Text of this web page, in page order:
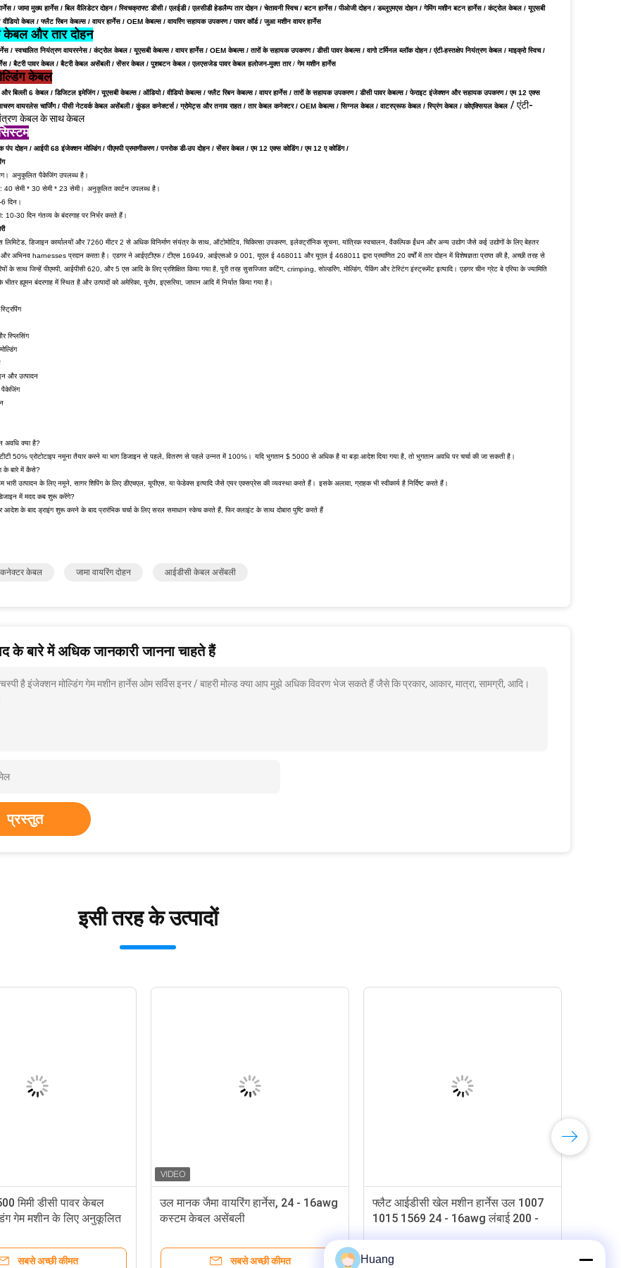
/ जामा मुख्य हार्नेस / बिल वैलिडेटर दोहन / स्विचक्राफ्ट डीसी / एलईडी / एलसीडी हेडलैम्प तार दोहन / चेतावनी स्विच / बटन हार्नेस / पीओजी दोहन / डब्लूएमएस दोहन / गेमिंग मशीन बटन हार्नेस / कंट्रोल केबल / यूएसबी
केबल / फ्लैट रिबन केबल्स / वायर हार्नेस / OEM केबल्स / वायरिंग सहायक उपकरण / पावर कॉर्ड / जुआ मशीन वायर हार्नेस
केबल और तार दोहन
/ स्वचालित नियंत्रण वायररनेस / कंट्रोल केबल / यूएसबी केबल्स / वायर हार्नेस / OEM केबल्स / तारों के सहायक उपकरण / डीसी पावर केबल्स / वागो टर्मिनल ब्लॉक दोहन / एंटी-हस्तक्षेप नियंत्रण केबल / माइक्रो स्विच /
/ बैटरी पावर केबल / बैटरी केबल असेंबली / सेंसर केबल / पुशबटन केबल / एलएसजेड पावर केबल हलोजन-मुक्त तार/ गेम मशीन हार्नेस
केबल
और बिल्ली 6 केबल / डिजिटल इमेजिंग / यूएसबी केबल्स / ऑडियो / वीडियो केबल्स / फ्लैट रिबन केबल्स / वायर हार्नेस / तारों के सहायक उपकरण / डीसी पावर केबल्स / फेराइट इंजेक्शन और सहायक उपकरण / एम 12 एक्स
वायरलेस चार्जिंग / पीसी नेटवर्क केबल असेंबली / कुंडल कनेक्टर्स / ग्रोमेट्स और तनाव राहत / तार केबल कनेक्टर / OEM केबल्स / सिग्नल केबल / वाटरप्रूफ केबल / स्प्रिंग केबल / कोएक्सियल केबल / एंटी-
केबल के साथ केबल
पंप दोहन / आईपी 68 इंजेक्शन मोल्डिंग / पीएमपी प्रमाणीकरण / पनरोक डी-उप दोहन / सेंसर केबल / एम 12 एक्स कोडिंग / एम 12 ए कोडिंग /
अनुकूलित पैकेजिंग उपलब्ध है।
40 सेमी * 30 सेमी * 23 सेमी। अनुकूलित कार्टन उपलब्ध है।
6 दिन।
10-30 दिन गंतव्य के बंदरगाह पर निर्भर करते हैं।
लिमिटेड, डिजाइन कार्यालयों और 7260 मीटर 2 से अधिक विनिर्माण संयंत्र के साथ, ऑटोमोटिव, चिकित्सा उपकरण, इलेक्ट्रॉनिक सूचना, यांत्रिक स्वचालन, वैकल्पिक ईंधन और अन्य उद्योग जैसे कई उद्योगों के लिए बेहतर
और अभिनव harnesses प्रदान करता है। एडगर ने आईएटीएफ / टीएस 16949, आईएसओ 9 001, यूएल ई 468011 और यूएल ई 468011 द्वारा प्रमाणित 20 वर्षों में तार दोहन में विशेषज्ञता प्राप्त की है, अच्छी तरह से
के साथ जिन्हें पीएमपी, आईपीसी 620, और 5 एस आदि के लिए प्रशिक्षित किया गया है, पूरी तरह सुसज्जित कटिंग, crimping, सोल्डरिंग, मोल्डिंग, पैकिंग और टेस्टिंग इंस्ट्रूमेंट इत्यादि। एडगर चीन ग्रेट बे एरिया के ज्यामिति
ह्यूमन बंदरगाह में स्थित है और उत्पादों को अमेरिका, यूरोप, इएसरिया, जापान आदि में निर्यात किया गया है।
स्प्लिसिंग
और उत्पादन
अवधि क्या है?
50% प्रोटोटाइप नमूना तैयार करने या भाग डिजाइन से पहले, वितरण से पहले उन्नत में 100%। यदि भुगतान $ 5000 से अधिक है या बड़ा आदेश दिया गया है, तो भुगतान अवधि पर चर्चा की जा सकती है।
के बारे में कैसे?
भारी उत्पादन के लिए नमूने, सागर शिपिंग के लिए डीएचएल, यूपीएस, या फेडेक्स इत्यादि जैसे एयर एक्सप्रेस की व्यवस्था करते हैं। इसके अलावा, ग्राहक भी स्वीकार्य है निर्दिष्ट करते हैं।
में मदद कब शुरू करेंगे?
आदेश के बाद ड्राइंग शुरू करने के बाद प्रारंभिक चर्चा के लिए सरल समाधान स्केच करते हैं, फिर क्लाइंट के साथ दोबारा पुष्टि करते हैं
केबल जामा वायरिंग दोहन आईडीसी केबल असेंबली
के बारे में अधिक जानकारी जानना चाहते हैं
है इंजेक्शन मोल्डिंग गेम मशीन हार्नेस ओम सर्विस इनर / बाहरी मोल्ड क्या आप मुझे अधिक विवरण भेज सकते हैं जैसे कि प्रकार, आकार, मात्रा, सामग्री, आदि।
प्रस्तुत
इसी तरह के उत्पादों
मिमी डीसी पावर केबल
गेम मशीन के लिए अनुकूलित
सबसे अच्छी कीमत
उल मानक जैमा वायरिंग हार्नेस, 24 - 16awg
कस्टम केबल असेंबली
सबसे अच्छी कीमत
फ्लैट आईडीसी खेल मशीन हार्नेस उल 1007
1015 1569 24 - 16awg लंबाई 200 -
Huang